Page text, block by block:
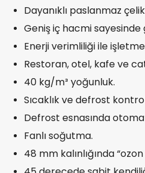
Dayanıklı paslanmaz
Geniş iç hacmi sayesinde
Enerji verimliliği ile
Restoran, otel, kafe ve
40 kg/m³ yoğunluk.
Sıcaklık ve defrost
Defrost esnasında
Fanlı soğutma.
48 mm kalınlığında